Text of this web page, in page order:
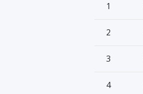
1
2
3
4